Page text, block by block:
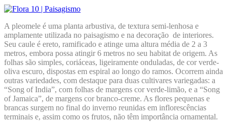
A pleomele é uma planta arbustiva, de textura semi-lenhosa e
amplamente utilizada no paisagismo e na decoração de interiores.
Seu caule é ereto, ramificado e atinge uma altura média de 2 a 3
metros, embora possa atingir 6 metros no seu habitat de origem. As
folhas são simples, coriáceas, ligeiramente onduladas, de cor verde-
oliva escuro, dispostas em espiral ao longo do ramos. Ocorrem ainda
outras variedades, com destaque para duas cultivares variegadas: a
“Song of India”, com folhas de margens cor verde-limão, e a “Song
of Jamaica”, de margens cor branco-creme. As flores pequenas e
brancas surgem no final do inverno reunidas em inflorescências
terminais e, assim como os frutos, não têm importância ornamental.